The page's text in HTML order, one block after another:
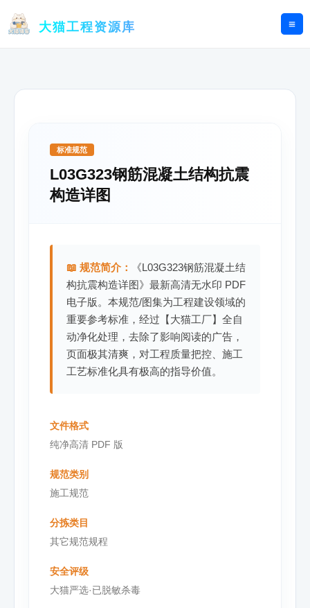
大猫工程资源库
标准规范
L03G323钢筋混凝土结构抗震
构造详图
📖 规范简介：
《L03G323钢筋混凝土结
构抗震构造详图》最新高清无水印 PDF
电子版。本规范/图集为工程建设领域的
重要参考标准，经过【大猫工厂】全自
动净化处理，去除了影响阅读的广告，
页面极其清爽，对工程质量把控、施工
工艺标准化具有极高的指导价值。
文件格式
纯净高清 PDF 版
规范类别
施工规范
分拣类目
其它规范规程
安全评级
大猫严选·已脱敏杀毒